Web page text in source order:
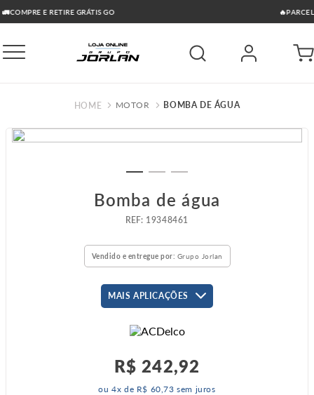
🔥PARCELAMENTO ATÉ 10X SEM JUROS NO CARTÃO
MOTOR BOMBA DE ÁGUA
Bomba de água
: 19348461
Vendido e entregue por: Grupo Jorlan
MAIS APLICAÇÕES
R$ 242,92
ou4x de R$ 60 ,73 sem juros